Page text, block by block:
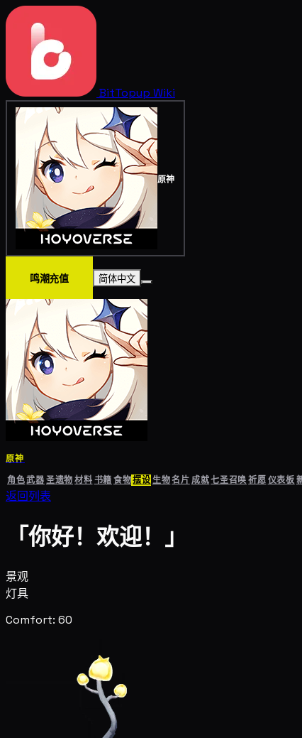
BitTopup Wiki
原神
鸣潮充值 简体中文
原神
角色武器圣遗物材料书籍食物摆设生物名片成就七圣召唤祈愿仪表板
返回列表
「你好！欢迎！」
景观
灯具
Comfort: 60